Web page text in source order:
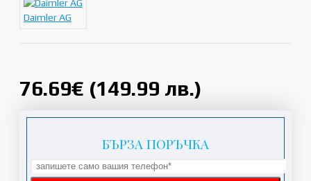
76.69€ (149.99 лв.)
Daimler AG
БЪРЗА ПОРЪЧКА